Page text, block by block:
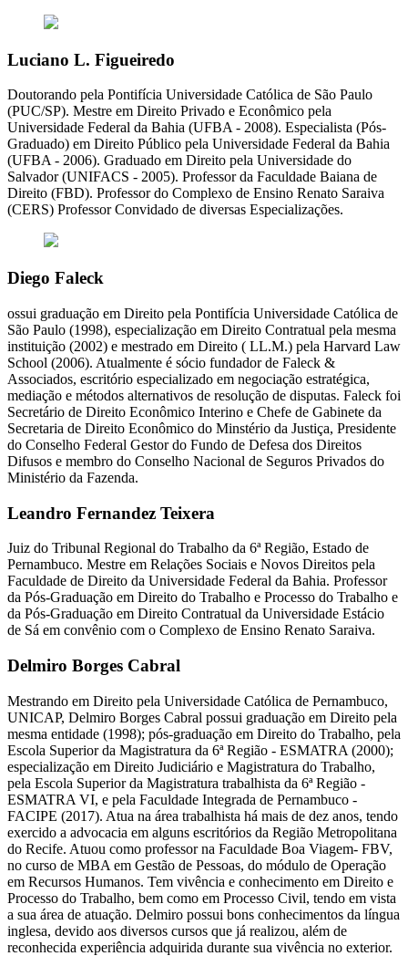
Luciano L. Figueiredo
Doutorando pela Pontifícia Universidade Católica de São Paulo
(PUC/SP). Mestre em Direito Privado e Econômico pela
Universidade Federal da Bahia (UFBA - 2008). Especialista (Pós-
Graduado) em Direito Público pela Universidade Federal da Bahia
(UFBA - 2006). Graduado em Direito pela Universidade do
Salvador (UNIFACS - 2005). Professor da Faculdade Baiana de
Direito (FBD). Professor do Complexo de Ensino Renato Saraiva
(CERS) Professor Convidado de diversas Especializações.
Diego Faleck
ossui graduação em Direito pela Pontifícia Universidade Católica de
São Paulo (1998), especialização em Direito Contratual pela mesma
instituição (2002) e mestrado em Direito ( LL.M.) pela Harvard Law
School (2006). Atualmente é sócio fundador de Faleck &
Associados, escritório especializado em negociação estratégica,
mediação e métodos alternativos de resolução de disputas. Faleck foi
Secretário de Direito Econômico Interino e Chefe de Gabinete da
Secretaria de Direito Econômico do Minstério da Justiça, Presidente
do Conselho Federal Gestor do Fundo de Defesa dos Direitos
Difusos e membro do Conselho Nacional de Seguros Privados do
Ministério da Fazenda.
Leandro Fernandez Teixera
Juiz do Tribunal Regional do Trabalho da 6ª Região, Estado de
Pernambuco. Mestre em Relações Sociais e Novos Direitos pela
Faculdade de Direito da Universidade Federal da Bahia. Professor
da Pós-Graduação em Direito do Trabalho e Processo do Trabalho e
da Pós-Graduação em Direito Contratual da Universidade Estácio
de Sá em convênio com o Complexo de Ensino Renato Saraiva.
Delmiro Borges Cabral
Mestrando em Direito pela Universidade Católica de Pernambuco,
UNICAP, Delmiro Borges Cabral possui graduação em Direito pela
mesma entidade (1998); pós-graduação em Direito do Trabalho, pela
Escola Superior da Magistratura da 6ª Região - ESMATRA (2000);
especialização em Direito Judiciário e Magistratura do Trabalho,
pela Escola Superior da Magistratura trabalhista da 6ª Região -
ESMATRA VI, e pela Faculdade Integrada de Pernambuco -
FACIPE (2017). Atua na área trabalhista há mais de dez anos, tendo
exercido a advocacia em alguns escritórios da Região Metropolitana
do Recife. Atuou como professor na Faculdade Boa Viagem- FBV,
no curso de MBA em Gestão de Pessoas, do módulo de Operação
em Recursos Humanos. Tem vivência e conhecimento em Direito e
Processo do Trabalho, bem como em Processo Civil, tendo em vista
a sua área de atuação. Delmiro possui bons conhecimentos da língua
inglesa, devido aos diversos cursos que já realizou, além de
reconhecida experiência adquirida durante sua vivência no exterior.